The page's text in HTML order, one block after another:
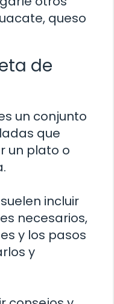
queso
de
un conjunto
que
un plato o
incluir
necesarios,
y los pasos
y